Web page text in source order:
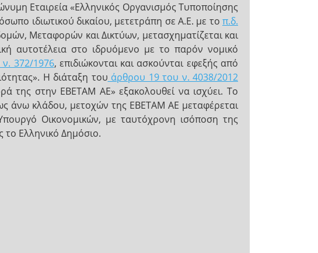
Εταιρεία «Ελληνικός Οργανισμός Τυποποίησης
ιδιωτικού δικαίου, μετετράπη σε Α.Ε. με τοπ.δ.
Μεταφορών και Δικτύων, μετασχηματίζεται και
αυτοτέλεια στο ιδρυόμενο με το παρόν νομικό
372/1976, επιδιώκονται και ασκούνται εφεξής από
Η διάταξη του άρθρου 19 του ν. 4038/2012
της στην ΕΒΕΤΑΜ ΑΕ» εξακολουθεί να ισχύει. Το
άνω κλάδου, μετοχών της ΕΒΕΤΑΜ ΑΕ μεταφέρεται
Οικονομικών, με ταυτόχρονη ισόποση της
Ελληνικό Δημόσιο.